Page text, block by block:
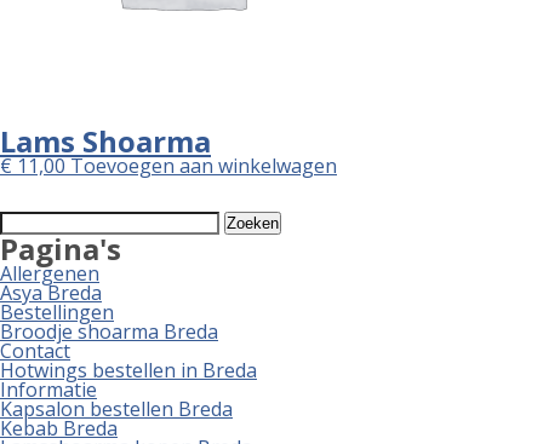
Lams Shoarma
€11,00Toevoegen aan winkelwagen
Zoeken
naar:
Pagina's
Allergenen
Asya Breda
Bestellingen
Broodje shoarma Breda
Contact
Hotwings bestellen in Breda
Informatie
Kapsalon bestellen Breda
Kebab Breda